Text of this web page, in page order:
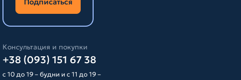
Консультация и покупки
+38 (093) 151 67 38
с 10 до 19 – будни и с 11 до 19 –